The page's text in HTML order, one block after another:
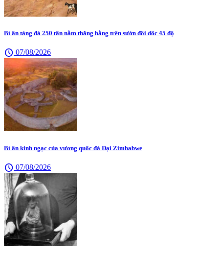
Bí ẩn tảng đá 250 tấn nằm thăng bằng trên sườn đồi dốc 45 độ
schedule 07/08/2026
Bí ẩn kinh ngạc của vương quốc đá Đại Zimbabwe
schedule 07/08/2026